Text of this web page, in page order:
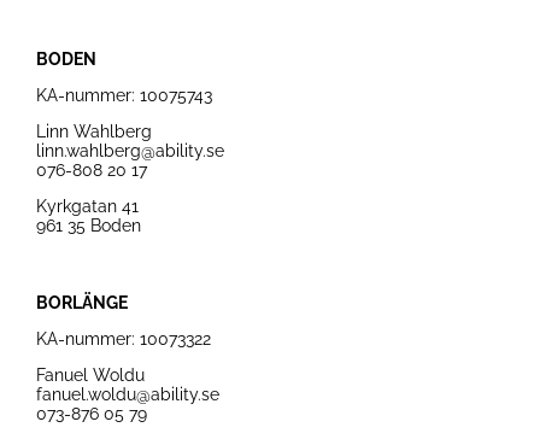
BODEN
KA-nummer: 10075743
Linn Wahlberg
linn.wahlberg@ability.se
076-808 20 17
Kyrkgatan 41
961 35 Boden
BORLÄNGE
KA-nummer: 10073322
Fanuel Woldu
fanuel.woldu@ability.se
073-876 05 79